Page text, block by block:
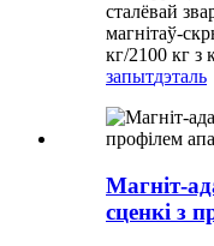
сталёвай
магнітаў-
кг/2100 кг з
запытдэталь
Магніт-
сценкі з